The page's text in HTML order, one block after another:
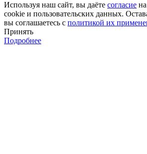
Используя наш сайт, вы даёте согласие
cookie и пользовательских данных.
вы соглашаетесь с политикой их
Принять
Подробнее